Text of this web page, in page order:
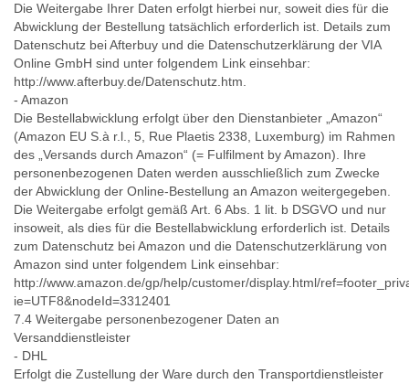
Die Weitergabe Ihrer Daten erfolgt hierbei nur, soweit dies für die
Abwicklung der Bestellung tatsächlich erforderlich ist. Details zum
Datenschutz bei Afterbuy und die Datenschutzerklärung der VIA
Online GmbH sind unter folgendem Link einsehbar:
http://www.afterbuy.de/Datenschutz.htm.
- Amazon
Die Bestellabwicklung erfolgt über den Dienstanbieter „Amazon“
(Amazon EU S.à r.l., 5, Rue Plaetis 2338, Luxemburg) im Rahmen
des „Versands durch Amazon“ (= Fulfilment by Amazon). Ihre
personenbezogenen Daten werden ausschließlich zum Zwecke
der Abwicklung der Online-Bestellung an Amazon weitergegeben.
Die Weitergabe erfolgt gemäß Art. 6 Abs. 1 lit. b DSGVO und nur
insoweit, als dies für die Bestellabwicklung erforderlich ist. Details
zum Datenschutz bei Amazon und die Datenschutzerklärung von
Amazon sind unter folgendem Link einsehbar:
http://www.amazon.de/gp/help/customer/display.html/
ie=UTF8&nodeId=3312401
7.4 Weitergabe personenbezogener Daten an
Versanddienstleister
- DHL
Erfolgt die Zustellung der Ware durch den Transportdienstleister